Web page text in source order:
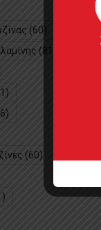
(60)
(81)
(60)